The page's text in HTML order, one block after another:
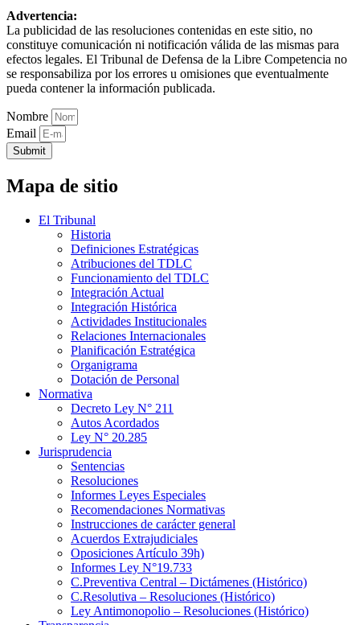
Advertencia:
La publicidad de las resoluciones contenidas en este sitio, no
constituye comunicación ni notificación válida de las mismas para
efectos legales. El Tribunal de Defensa de la Libre Competencia no
se responsabiliza por los errores u omisiones que eventualmente
pueda contener la información publicada.
Nombre
Email
Submit
Mapa de sitio
El Tribunal
Historia
Definiciones Estratégicas
Atribuciones del TDLC
Funcionamiento del TDLC
Integración Actual
Integración Histórica
Actividades Institucionales
Relaciones Internacionales
Planificación Estratégica
Organigrama
Dotación de Personal
Normativa
Decreto Ley N° 211
Autos Acordados
Ley N° 20.285
Jurisprudencia
Sentencias
Resoluciones
Informes Leyes Especiales
Recomendaciones Normativas
Instrucciones de carácter general
Acuerdos Extrajudiciales
Oposiciones Artículo 39h)
Informes Ley N°19.733
C.Preventiva Central – Dictámenes (Histórico)
C.Resolutiva – Resoluciones (Histórico)
Ley Antimonopolio – Resoluciones (Histórico)